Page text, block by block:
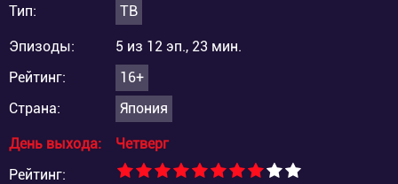
Тип:
ТВ
Эпизоды:
5 из 12 эп., 23 мин.
Рейтинг:
16+
Страна:
Япония
День выхода:
Четверг
Рейтинг: